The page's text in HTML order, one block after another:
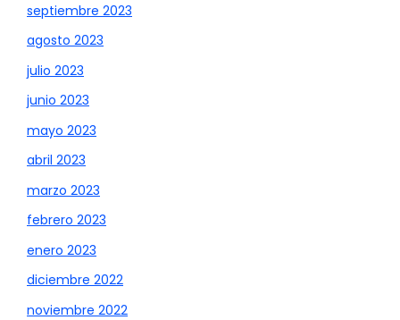
septiembre 2023
agosto 2023
julio 2023
junio 2023
mayo 2023
abril 2023
marzo 2023
febrero 2023
enero 2023
diciembre 2022
noviembre 2022